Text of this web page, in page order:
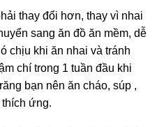
thay đổi hơn, thay vì nhai
sang ăn đồ ăn mềm, dễ
chịu khi ăn nhai và tránh
chí trong 1 tuần đầu khi
bạn nên ăn cháo, súp ,
ứng.